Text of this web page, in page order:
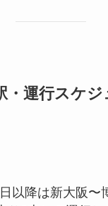
・運行スケジ
以降は新大阪〜